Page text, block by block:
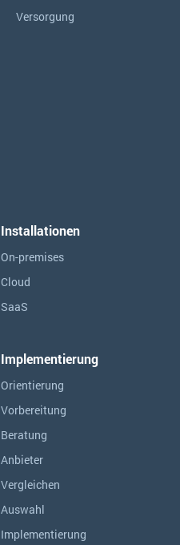
Versorgung
Installationen
On-premises
Cloud
SaaS
Implementierung
Orientierung
Vorbereitung
Beratung
Anbieter
Vergleichen
Auswahl
Implementierung